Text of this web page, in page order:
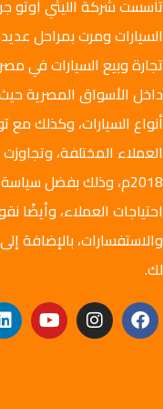
السيارات ومرت بمراحل
تجارة وبيع السيارات في
داخل الأسواق المصرية حيث
أنواع السيارات، وكذلك مع
العملاء المختلفة،
2018م، وذلك بفضل
احتياجات العملاء، وأيضًا
والاستفسارات، بالإضافة
لك.